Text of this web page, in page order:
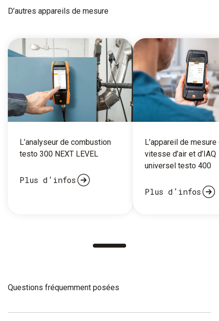
D’autres appareils de mesure
L’analyseur de combustion
testo 300 NEXT LEVEL
Plus d’infos
L’appareil de mesure
vitesse d’air et d’IAQ
universel testo 400
Plus d’infos
Questions fréquemment posées